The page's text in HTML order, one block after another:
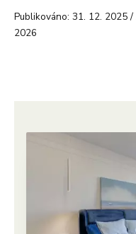
Publikováno: 31. 12. 2025
2026